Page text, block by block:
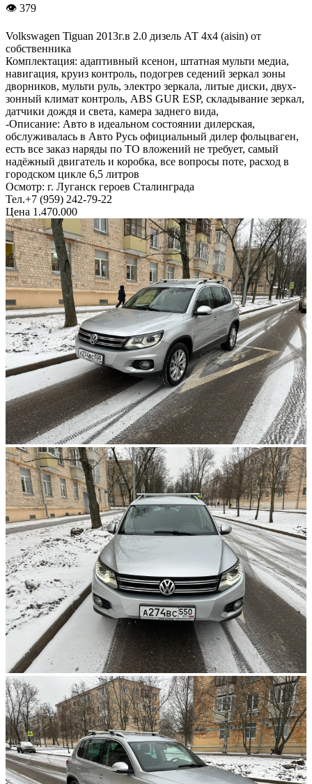
👁 379
Volkswagen Tiguan 2013г.в 2.0 дизель АТ 4х4 (aisin) от
собственника
Комплектация: адаптивный ксенон, штатная мульти медиа,
навигация, круиз контроль, подогрев седений зеркал зоны
дворников, мульти руль, электро зеркала, литые диски, двух-
зонный климат контроль, ABS GUR ESP, складывание зеркал,
датчики дождя и света, камера заднего вида,
-Описание: Авто в идеальном состоянии дилерская,
обслуживалась в Авто Русь официальный дилер фольцваген,
есть все заказ наряды по ТО вложений не требует, самый
надёжный двигатель и коробка, все вопросы поте, расход в
городском цикле 6,5 литров
Осмотр: г. Луганск героев Сталинграда
Тел.+7 (959) 242-79-22
Цена 1.470.000